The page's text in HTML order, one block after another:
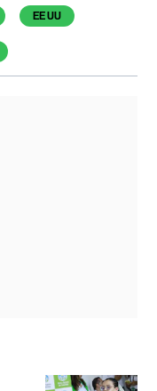
EE UU